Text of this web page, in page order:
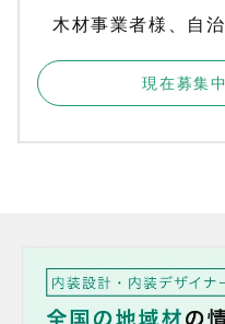
木材事業者様、自
現在募集